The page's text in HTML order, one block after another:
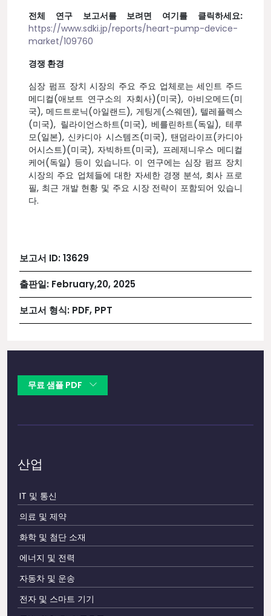
전체 연구 보고서를 보려면 여기를 클릭하세요:
https://www.sdki.jp/reports/heart-pump-device-
market/109760
경쟁 환경
심장 펌프 장치 시장의 주요 주요 업체로는 세인트 주드
메디컬(애보트 연구소의 자회사)(미국), 아비오메드(미
국), 메드트로닉(아일랜드), 게팅게(스웨덴), 텔레플렉스
(미국), 릴라이언스하트(미국), 베를린하트(독일), 테루
모(일본), 신카디아 시스템즈(미국), 탠덤라이프(카디아
어시스트)(미국), 자빅하트(미국), 프레제니우스 메디컬
케어(독일) 등이 있습니다. 이 연구에는 심장 펌프 장치
시장의 주요 업체들에 대한 자세한 경쟁 분석, 회사 프로
필, 최근 개발 현황 및 주요 시장 전략이 포함되어 있습니
다.
보고서 ID:13629
출판일: February,20, 2025
보고서 형식: PDF, PPT
무료 샘플 PDF
산업
IT 및 통신
의료 및 제약
화학 및 첨단 소재
에너지 및 전력
자동차 및 운송
전자 및 스마트 기기